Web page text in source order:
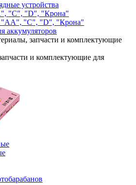
устройства
"C", "D", "Крона"
"C", "D", "Крона"
аккумуляторов
запчасти и комплектующие
и комплектующие для